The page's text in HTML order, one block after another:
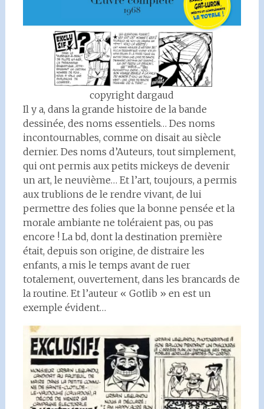
copyright dargaud
Il y a, dans la grande histoire de la bande
dessinée, des noms essentiels… Des noms
incontournables, comme on disait au siècle
dernier. Des noms d’Auteurs, tout simplement,
qui ont permis aux petits mickeys de devenir
un art, le neuvième… Et l’art, toujours, a permis
aux trublions de le rendre vivant, de lui
permettre des folies que la bonne pensée et la
morale ambiante ne toléraient pas, ou pas
encore ! La bd, dont la destination première
était, depuis son origine, de distraire les
enfants, a mis le temps avant de ruer
totalement, ouvertement, dans les brancards de
la routine. Et l’auteur « Gotlib » en est un
exemple évident…